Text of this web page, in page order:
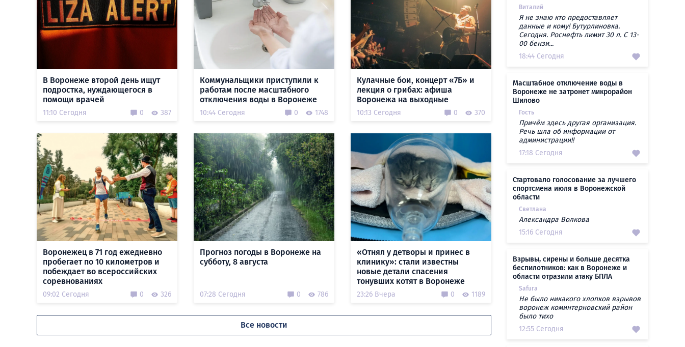
В Воронеже второй день ищут
подростка, нуждающегося в
помощи врачей
11:10 Сегодня 0 387
Коммунальщики приступили к
работам после масштабного
отключения воды в Воронеже
10:44 Сегодня 0 1748
Кулачные бои, концерт «7Б» и
лекция о грибах: афиша
Воронежа на выходные
10:13 Сегодня 0 370
Воронежец в 71 год ежедневно
пробегает по 10 километров и
побеждает во всероссийских
соревнованиях
09:02 Сегодня 0 326
Прогноз погоды в Воронеже на
субботу, 8 августа
07:28 Сегодня 0 786
«Отнял у детворы и принес в
клинику»: стали известны
новые детали спасения
тонувших котят в Воронеже
23:26 Вчера 0 1189
Все новости
Виталий
Я не знаю кто предоставляет
данные и кому! Бутурлиновка.
Сегодня. Роснефть лимит 30 л. С 13-
00 бензи...
18:44 Сегодня
Масштабное отключение воды в
Воронеже не затронет микрорайон
Шилово
Гость
Причём здесь другая организация.
Речь шла об информации от
администрации!!
17:18 Сегодня
Стартовало голосование за лучшего
спортсмена июля в Воронежской
области
Светлана
Александра Волкова
15:16 Сегодня
Взрывы, сирены и больше десятка
беспилотников: как в Воронеже и
области отразили атаку БПЛА
Safura
Не было никакого хлопков взрывов
воронеж коминтерновский район
было тихо
12:55 Сегодня